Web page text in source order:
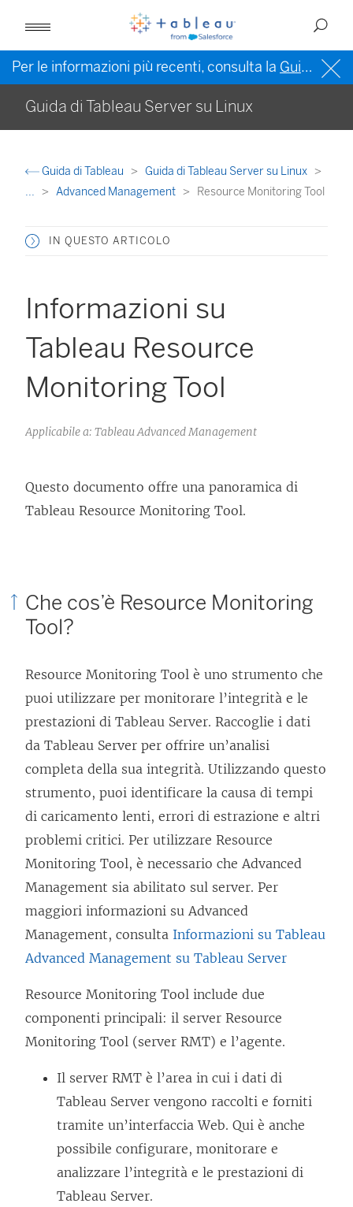
Per le informazioni più recenti, consulta la Guida di Tableau in inglese (Stati Uniti)
Guida di Tableau Server su Linux
Guida di Tableau
Guida di Tableau Server su Linux
...
Advanced Management Resource Monitoring Tool
IN QUESTO ARTICOLO
Informazioni su
Tableau Resource
Monitoring Tool
Applicabile a: Tableau Advanced Management
Questo documento offre una panoramica di
Tableau Resource Monitoring Tool.
Che cos’è Resource Monitoring
Tool?
Resource Monitoring Tool è uno strumento che
puoi utilizzare per monitorare l’integrità e le
prestazioni di Tableau Server. Raccoglie i dati
da Tableau Server per offrire un’analisi
completa della sua integrità. Utilizzando questo
strumento, puoi identificare la causa di tempi
di caricamento lenti, errori di estrazione e altri
problemi critici. Per utilizzare Resource
Monitoring Tool, è necessario che Advanced
Management sia abilitato sul server. Per
maggiori informazioni su Advanced
Management, consulta Informazioni su Tableau
Advanced Management su Tableau Server
Resource Monitoring Tool include due
componenti principali: il server Resource
Monitoring Tool (server RMT) e l’agente.
Il server RMT è l’area in cui i dati di
Tableau Server vengono raccolti e forniti
tramite un’interfaccia Web. Qui è anche
possibile configurare, monitorare e
analizzare l’integrità e le prestazioni di
Tableau Server.